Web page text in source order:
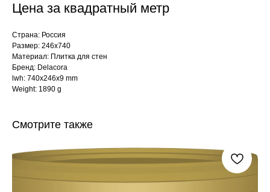
Цена за квадратный метр
Страна: Россия
Размер: 246x740
Материал: Плитка для стен
Бренд: Delacora
lwh: 740x246x9 mm
Weight: 1890 g
Смотрите также